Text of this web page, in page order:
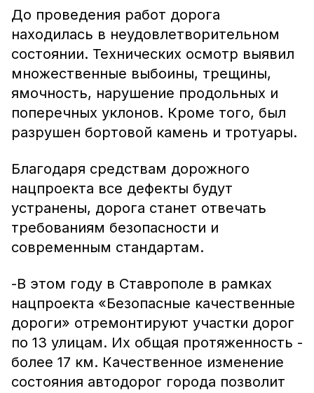
До проведения работ дорога
находилась в неудовлетворительном
состоянии. Технических осмотр выявил
множественные выбоины, трещины,
ямочность, нарушение продольных и
поперечных уклонов. Кроме того, был
разрушен бортовой камень и тротуары.
Благодаря средствам дорожного
нацпроекта все дефекты будут
устранены, дорога станет отвечать
требованиям безопасности и
современным стандартам.
-В этом году в Ставрополе в рамках
нацпроекта «Безопасные качественные
дороги» отремонтируют участки дорог
по 13 улицам. Их общая протяженность -
более 17 км. Качественное изменение
состояния автодорог города позволит